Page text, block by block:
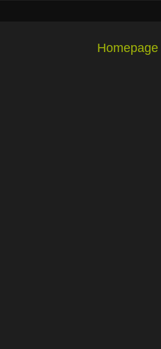
Homepage